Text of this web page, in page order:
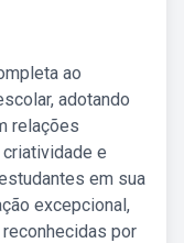
ao
adotando
relações
e
em sua
excepcional,
por